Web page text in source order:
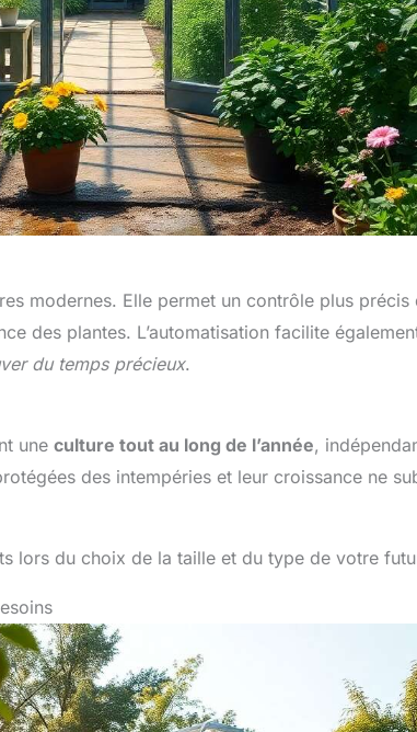
modernes. Elle permet un contrôle plus précis
des plantes. L’automatisation facilite
du temps précieux.
une culture tout au long de l’année,
des intempéries et leur croissance ne
lors du choix de la taille et du type de votre